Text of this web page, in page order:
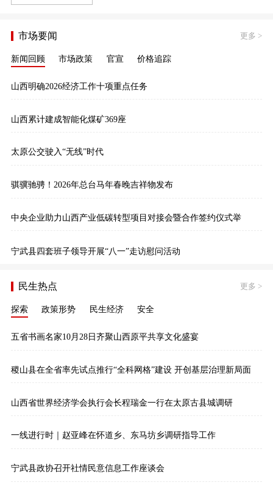
市场要闻 更多 >
新闻回顾 市场政策 官宣 价格追踪
山西明确2026经济工作十项重点任务
山西累计建成智能化煤矿369座
太原公交驶入“无线”时代
骐骥驰骋！2026年总台马年春晚吉祥物发布
中央企业助力山西产业低碳转型项目对接会暨合作签约仪式举
宁武县四套班子领导开展“八一”走访慰问活动
民生热点 更多 >
探索 政策形势 民生经济 安全
五省书画名家10月28日齐聚山西原平共享文化盛宴
稷山县在全省率先试点推行“全科网格”建设 开创基层治理新局面
山西省世界经济学会执行会长程瑞金一行在太原古县城调研
一线进行时｜赵亚峰在怀道乡、东马坊乡调研指导工作
宁武县政协召开社情民意信息工作座谈会